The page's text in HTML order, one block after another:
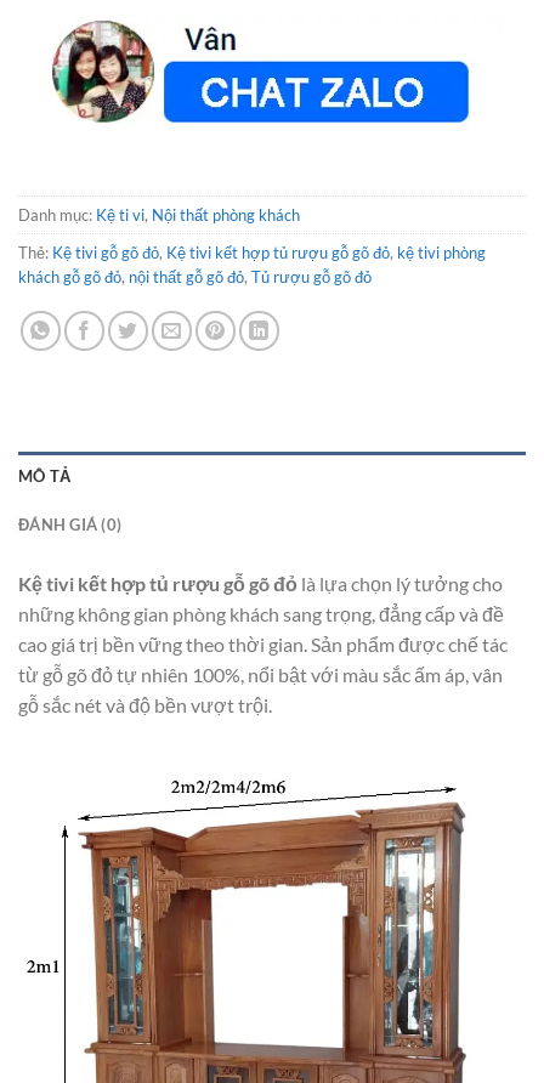
Danh mục: Kệ ti vi, Nội thất phòng khách
Thẻ: Kệ tivi gỗ gõ đỏ, Kệ tivi kết hợp tủ rượu gỗ gõ đỏ, kệ tivi phòng
khách gỗ gõ đỏ, nội thất gỗ gõ đỏ, Tủ rượu gỗ gõ đỏ
MÔ TẢ
ĐÁNH GIÁ (0)
Kệ tivi kết hợp tủ rượu gỗ gõ đỏ là lựa chọn lý tưởng cho
những không gian phòng khách sang trọng, đẳng cấp và đề
cao giá trị bền vững theo thời gian. Sản phẩm được chế tác
từ gỗ gõ đỏ tự nhiên 100%, nổi bật với màu sắc ấm áp, vân
gỗ sắc nét và độ bền vượt trội.